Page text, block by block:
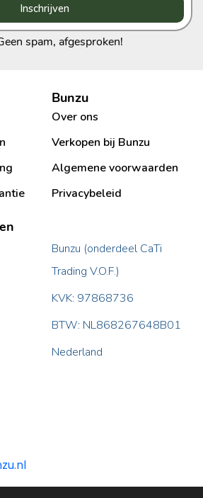
Inschrijven
spam, afgesproken!
Bunzu
Over ons
Verkopen bij Bunzu
Algemene voorwaarden
Privacybeleid
Bunzu (onderdeel CaTi
Trading V.O.F.)
KVK: 97868736
BTW: NL868267648B01
Nederland